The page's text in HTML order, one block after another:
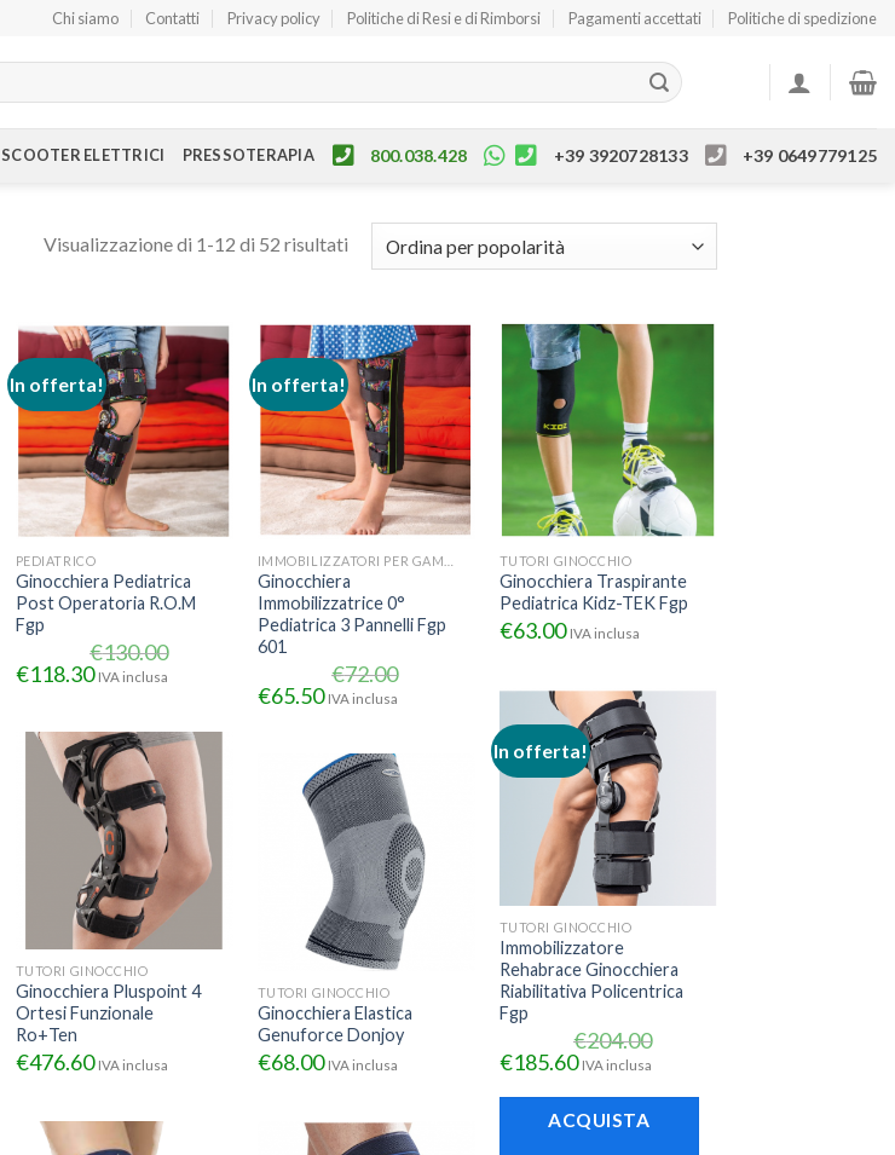
Chi siamo Contatti Privacy policy Politiche di Resi e di Rimborsi Pagamenti accettati Politiche di spedizione
SCOOTER ELETTRICI PRESSOTERAPIA 800.038.428 +39 3920728133 +39 0649779125
Visualizzazione di 1-12 di 52 risultati
In offerta!
PEDIATRICO
Ginocchiera Pediatrica
Post Operatoria R.O.M
Fgp
€130.00
€118.30 IVA inclusa
In offerta!
Ginocchiera
Immobilizzatrice 0°
Pediatrica 3 Pannelli Fgp
601
€72.00
€65.50 IVA inclusa
TUTORI GINOCCHIO
Ginocchiera Traspirante
Pediatrica Kidz-TEK Fgp
€63.00 IVA inclusa
In offerta!
TUTORI GINOCCHIO
Immobilizzatore
Rehabrace Ginocchiera
Riabilitativa Policentrica
Fgp
€204.00
€185.60 IVA inclusa
ACQUISTA
TUTORI GINOCCHIO
Ginocchiera Pluspoint 4
Ortesi Funzionale
Ro+Ten
€476.60 IVA inclusa
TUTORI GINOCCHIO
Ginocchiera Elastica
Genuforce Donjoy
€68.00 IVA inclusa